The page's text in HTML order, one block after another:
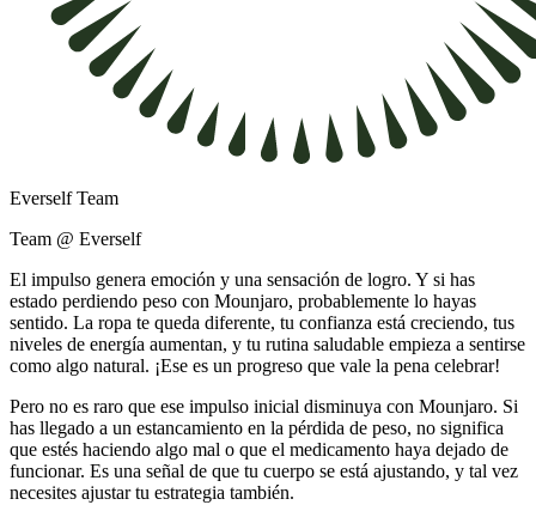
Everself Team
Team @ Everself
El impulso genera emoción y una sensación de logro. Y si has
estado perdiendo peso con Mounjaro, probablemente lo hayas
sentido. La ropa te queda diferente, tu confianza está creciendo, tus
niveles de energía aumentan, y tu rutina saludable empieza a sentirse
como algo natural. ¡Ese es un progreso que vale la pena celebrar!
Pero no es raro que ese impulso inicial disminuya con Mounjaro. Si
has llegado a un estancamiento en la pérdida de peso, no significa
que estés haciendo algo mal o que el medicamento haya dejado de
funcionar. Es una señal de que tu cuerpo se está ajustando, y tal vez
necesites ajustar tu estrategia también.